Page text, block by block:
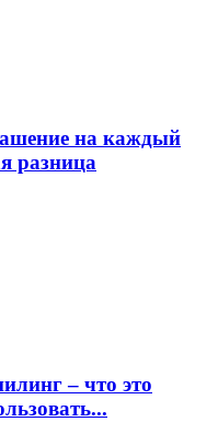
на каждый
разница
– что это